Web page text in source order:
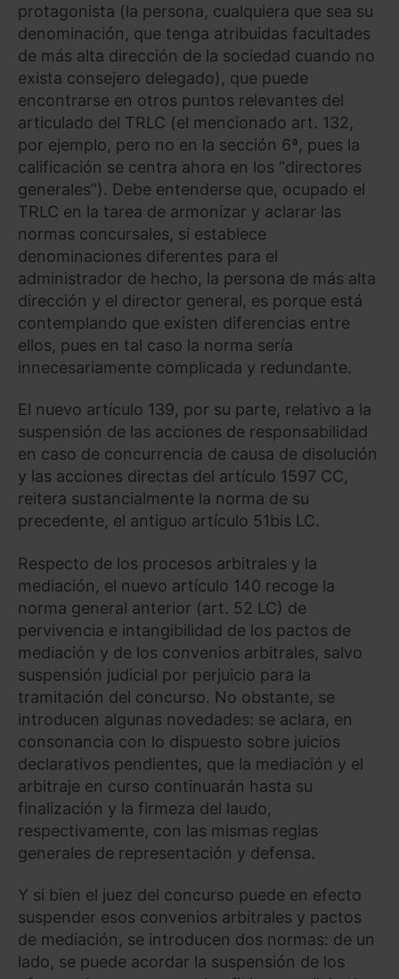
protagonista (la persona, cualquiera que sea su
denominación, que tenga atribuidas facultades
de más alta dirección de la sociedad cuando no
exista consejero delegado), que puede
encontrarse en otros puntos relevantes del
articulado del TRLC (el mencionado art. 132,
por ejemplo, pero no en la sección 6ª, pues la
calificación se centra ahora en los “directores
generales”). Debe entenderse que, ocupado el
TRLC en la tarea de armonizar y aclarar las
normas concursales, si establece
denominaciones diferentes para el
administrador de hecho, la persona de más alta
dirección y el director general, es porque está
contemplando que existen diferencias entre
ellos, pues en tal caso la norma sería
innecesariamente complicada y redundante.
El nuevo artículo 139, por su parte, relativo a la
suspensión de las acciones de responsabilidad
en caso de concurrencia de causa de disolución
y las acciones directas del artículo 1597 CC,
reitera sustancialmente la norma de su
precedente, el antiguo artículo 51bis LC.
Respecto de los procesos arbitrales y la
mediación, el nuevo artículo 140 recoge la
norma general anterior (art. 52 LC) de
pervivencia e intangibilidad de los pactos de
mediación y de los convenios arbitrales, salvo
suspensión judicial por perjuicio para la
tramitación del concurso. No obstante, se
introducen algunas novedades: se aclara, en
consonancia con lo dispuesto sobre juicios
declarativos pendientes, que la mediación y el
arbitraje en curso continuarán hasta su
finalización y la firmeza del laudo,
respectivamente, con las mismas reglas
generales de representación y defensa.
Y si bien el juez del concurso puede en efecto
suspender esos convenios arbitrales y pactos
de mediación, se introducen dos normas: de un
lado, se puede acordar la suspensión de los